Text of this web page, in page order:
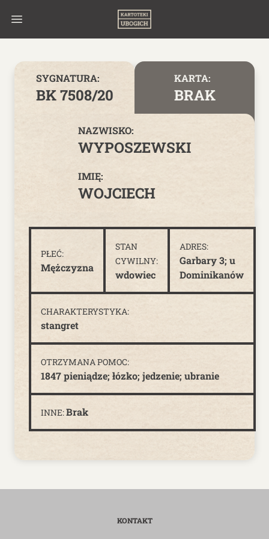
SYGNATURA:
BK 7508/20
KARTA:
BRAK
NAZWISKO:
WYPOSZEWSKI
IMIĘ:
WOJCIECH
PŁEĆ:
Mężczyzna
STAN
CYWILNY:
wdowiec
ADRES:
Garbary 3; u
Dominikanów
CHARAKTERYSTYKA:
stangret
OTRZYMANA POMOC:
1847 pieniądze; łózko; jedzenie; ubranie
INNE:Brak
KONTAKT